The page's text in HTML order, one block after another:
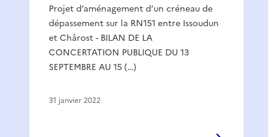
Projet d’aménagement d’un créneau de
dépassement sur la RN151 entre Issoudun
et Chârost - BILAN DE LA
CONCERTATION PUBLIQUE DU 13
SEPTEMBRE AU 15 (…)
31 janvier 2022